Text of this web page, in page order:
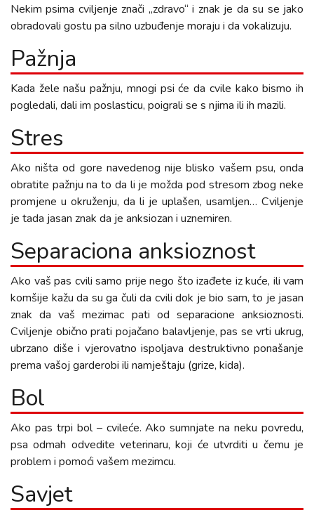
Nekim psima cviljenje znači „zdravo“ i znak je da su se jako
obradovali gostu pa silno uzbuđenje moraju i da vokalizuju.
Pažnja
Kada žele našu pažnju, mnogi psi će da cvile kako bismo ih
pogledali, dali im poslasticu, poigrali se s njima ili ih mazili.
Stres
Ako ništa od gore navedenog nije blisko vašem psu, onda
obratite pažnju na to da li je možda pod stresom zbog neke
promjene u okruženju, da li je uplašen, usamljen… Cviljenje
je tada jasan znak da je anksiozan i uznemiren.
Separaciona anksioznost
Ako vaš pas cvili samo prije nego što izađete iz kuće, ili vam
komšije kažu da su ga čuli da cvili dok je bio sam, to je jasan
znak da vaš mezimac pati od separacione anksioznosti.
Cviljenje obično prati pojačano balavljenje, pas se vrti ukrug,
ubrzano diše i vjerovatno ispoljava destruktivno ponašanje
prema vašoj garderobi ili namještaju (grize, kida).
Bol
Ako pas trpi bol – cvileće. Ako sumnjate na neku povredu,
psa odmah odvedite veterinaru, koji će utvrditi u čemu je
problem i pomoći vašem mezimcu.
Savjet